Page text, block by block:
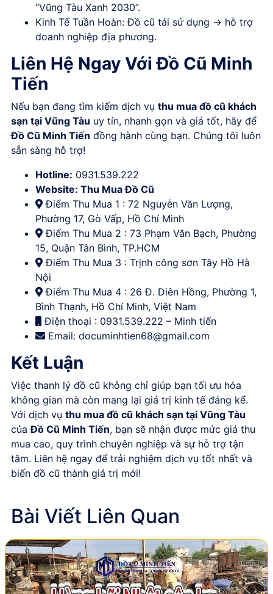
“Vũng Tàu Xanh 2030”.
Kinh Tế Tuần Hoàn: Đồ cũ tái sử dụng → hỗ trợ
doanh nghiệp địa phương.
Liên Hệ Ngay Với Đồ Cũ Minh
Tiến
Nếu bạn đang tìm kiếm dịch vụ thu mua đồ cũ khách
sạn tại Vũng Tàu uy tín, nhanh gọn và giá tốt, hãy để
Đồ Cũ Minh Tiến đồng hành cùng bạn. Chúng tôi luôn
sẵn sàng hỗ trợ!
Hotline: 0931.539.222
Website: Thu Mua Đồ Cũ
Điểm Thu Mua 1 : 72 Nguyễn Văn Lượng,
Phường 17, Gò Vấp, Hồ Chí Minh
Điểm Thu Mua 2 : 73 Phạm Văn Bạch, Phường
15, Quận Tân Bình, TP.HCM
Điểm Thu Mua 3 : Trịnh công sơn Tây Hồ Hà
Nội
Điểm Thu Mua 4 : 26 Đ. Diên Hồng, Phường 1,
Bình Thạnh, Hồ Chí Minh, Việt Nam
Điện thoại : 0931.539.222 – Minh tiến
Email: documinhtien68@gmail.com
Kết Luận
Việc thanh lý đồ cũ không chỉ giúp bạn tối ưu hóa
không gian mà còn mang lại giá trị kinh tế đáng kể.
Với dịch vụ thu mua đồ cũ khách sạn tại Vũng Tàu
củaĐồ Cũ Minh Tiến, bạn sẽ nhận được mức giá thu
mua cao, quy trình chuyên nghiệp và sự hỗ trợ tận
tâm. Liên hệ ngay để trải nghiệm dịch vụ tốt nhất và
biến đồ cũ thành giá trị mới!
Bài Viết Liên Quan